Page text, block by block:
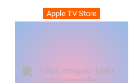
Apple TV Store